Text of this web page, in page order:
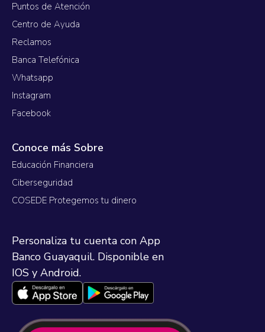
Puntos de Atención
Centro de Ayuda
Reclamos
Banca Telefónica
Whatsapp
Instagram
Facebook
Conoce más Sobre
Educación Financiera
Ciberseguridad
COSEDE Protegemos tu dinero
Personaliza tu cuenta con App
Banco Guayaquil. Disponible en
IOS y Android.